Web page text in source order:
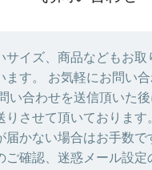
サイズ、商品などもお取
ます。 お気軽にお問い合
い合わせを送信頂いた後
りさせて頂いております
届かない場合はお手数で
ご確認、迷惑メール設定